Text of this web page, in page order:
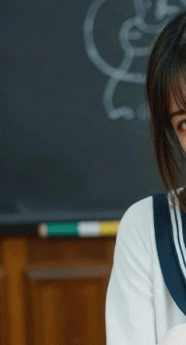
最热 添加
都市
2025
全部 大陆 香港